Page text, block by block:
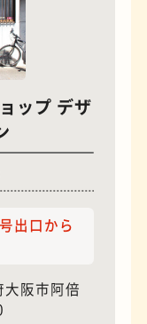
ップ デザ
出口から
大阪市阿倍